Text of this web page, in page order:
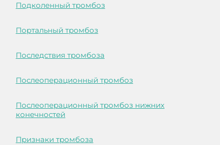
Подколенный тромбоз
Портальный тромбоз
Последствия тромбоза
Послеоперационный тромбоз
Послеоперационный тромбоз нижних
конечностей
Признаки тромбоза